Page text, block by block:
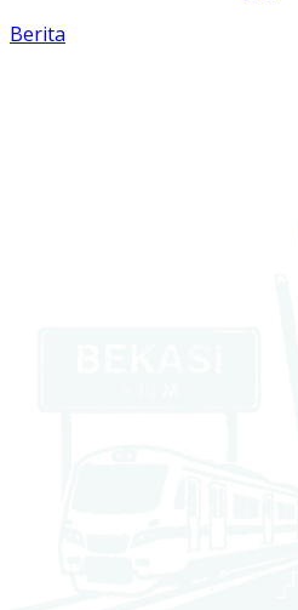
Berita